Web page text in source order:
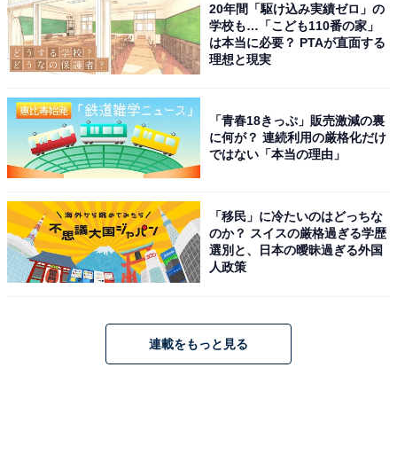
20年間「駆け込み実績ゼロ」の
学校も…「こども110番の家」
は本当に必要？ PTAが直面する
理想と現実
「青春18きっぷ」販売激減の裏
に何が？ 連続利用の厳格化だけ
ではない「本当の理由」
「移民」に冷たいのはどっちな
のか？ スイスの厳格過ぎる学歴
選別と、日本の曖昧過ぎる外国
人政策
連載をもっと見る